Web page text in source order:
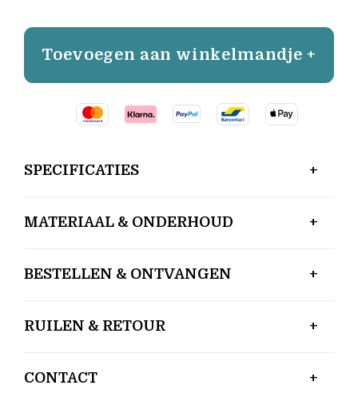
Toevoegen aan winkelmandje +
SPECIFICATIES
MATERIAAL & ONDERHOUD
BESTELLEN & ONTVANGEN
RUILEN & RETOUR
CONTACT